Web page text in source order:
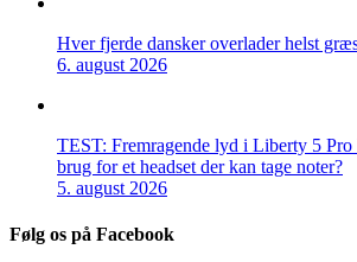
Hver fjerde dansker overlader helst
6. august 2026
TEST: Fremragende lyd i Liberty 5
brug for et headset der kan tage noter?
5. august 2026
Følg os på Facebook